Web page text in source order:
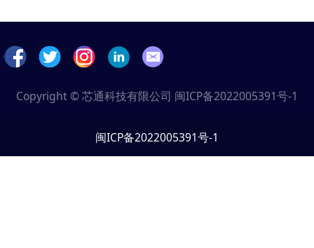
Copyright © 芯通科技有限公司 闽ICP备2022005391号-1
闽ICP备2022005391号-1